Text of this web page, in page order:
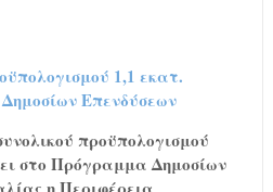
προϋπολογισμού
στο Πρόγραμμα Δημοσίων